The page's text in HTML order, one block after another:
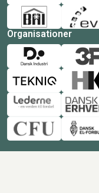
Organisationer